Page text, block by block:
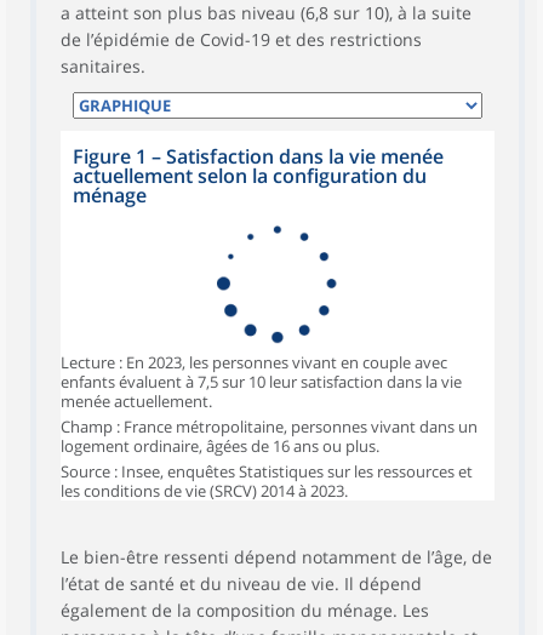
a atteint son plus bas niveau (6,8 sur 10), à la suite
de l’épidémie de Covid-19 et des restrictions
sanitaires.
Figure 1 – Satisfaction dans la vie menée
actuellement selon la configuration du
ménage
Lecture : En 2023, les personnes vivant en couple avec
enfants évaluent à 7,5 sur 10 leur satisfaction dans la vie
menée actuellement.
Champ : France métropolitaine, personnes vivant dans un
logement ordinaire, âgées de 16 ans ou plus.
Source : Insee, enquêtes Statistiques sur les ressources et
les conditions de vie (SRCV) 2014 à 2023.
Le bien-être ressenti dépend notamment de l’âge, de
l’état de santé et du niveau de vie. Il dépend
également de la composition du ménage. Les